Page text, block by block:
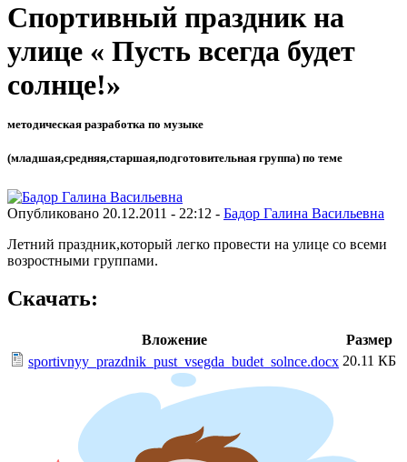
Спортивный праздник на
улице « Пусть всегда будет
солнце!»
методическая разработка по музыке
(младшая,средняя,старшая,подготовительная группа) по теме
Опубликовано 20.12.2011 - 22:12 - Бадор Галина Васильевна
Летний праздник,который легко провести на улице со всеми
возростными группами.
Скачать:
Вложение
Размер
sportivnyy_prazdnik_pust_vsegda_budet_solnce.docx 20.11 КБ